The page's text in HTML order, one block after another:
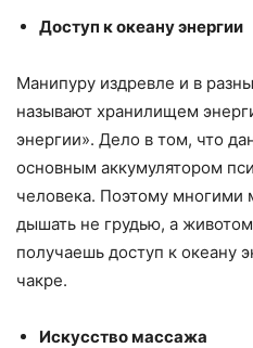
Доступ к океану энергии
Манипуру издревле и в
называют хранилищем
энергии». Дело в том, что
основным аккумулятором
человека. Поэтому многими
дышать не грудью, а
получаешь доступ к океану
чакре.
Искусство массажа